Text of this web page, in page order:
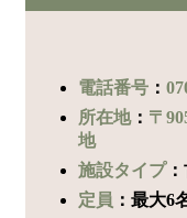
電話番号 ：
所在地： 〒
地
施設タイプ：
定員 ：最大6